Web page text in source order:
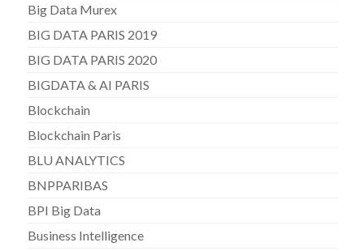
Big Data Murex
BIG DATA PARIS 2019
BIG DATA PARIS 2020
BIGDATA & AI PARIS
Blockchain
Blockchain Paris
BLU ANALYTICS
BNPPARIBAS
BPI Big Data
Business Intelligence